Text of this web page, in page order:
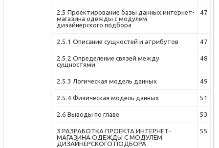
2.5 Проекти­рование базы данных интернет-
магазина одежды с модулем
дизайнерского подбора
47
2.5.1 Описание сущностей и атрибутов 47
2.5.2 Определение связей между
сущностями
48
2.5.3 Логическая модель данных 49
2.5.4 Физическая модель данных 51
2.6 Выводы по главе 53
3 РАЗРА­БОТКА ПРОЕКТА ИНТЕРНЕТ-
МАГАЗИНА ОДЕЖДЫ С МОДУЛЕМ
ДИЗАЙНЕРСКОГО ПОДБОРА
55